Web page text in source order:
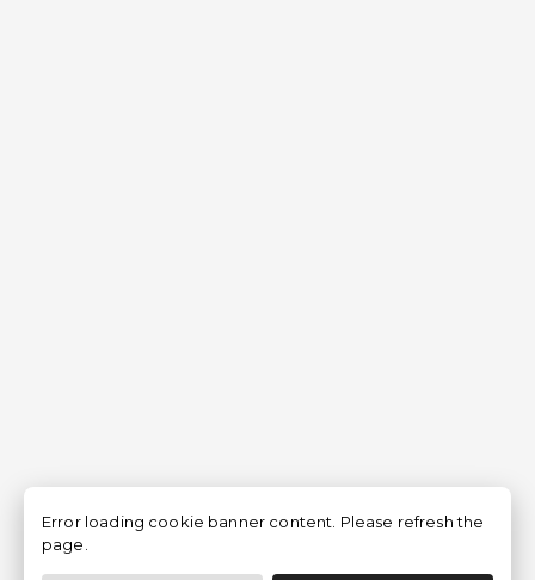
Filtrer
Error loading cookie banner content. Please refresh the
page.